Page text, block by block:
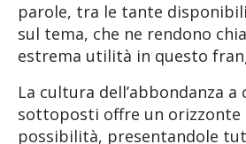
parole, tra le tante
sul tema, che ne rendono
estrema utilità in questo
La cultura dell’abbondanza a
sottoposti offre un orizzonte
possibilità, presentandole